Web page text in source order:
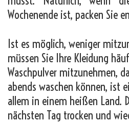
Wochenende ist, packen Sie
Ist es möglich, weniger
müssen Sie Ihre Kleidung
Waschpulver mitzunehmen,
abends waschen können, ist
allem in einem heißen Land.
nächsten Tag trocken und